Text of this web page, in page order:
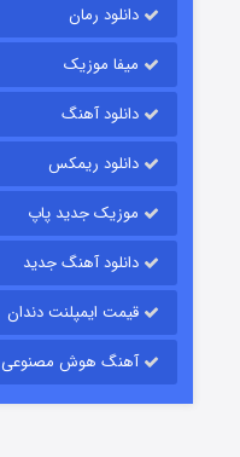
قسمت
دانلود رمان
میفا موزیک
دانلود آهنگ
دانلود ریمکس
موزیک جدید پاپ
دانلود آهنگ جدید
قیمت ایمپلنت دندان
آهنگ هوش مصنوعی